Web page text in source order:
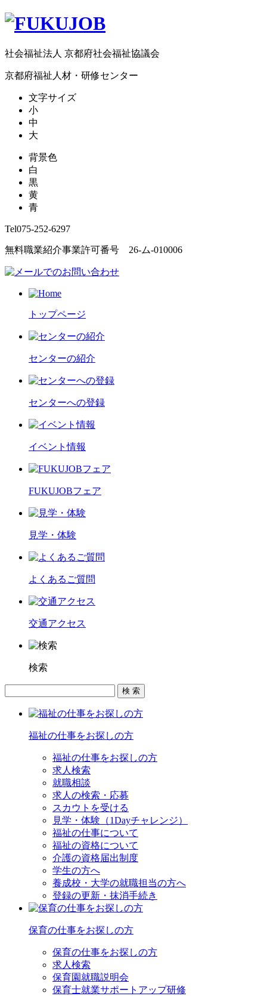
社会福祉法人 京都府社会福祉協議会
京都府福祉人材・研修センター
文字サイズ
小
中
大
背景色
白
黒
黄
青
Tel075-252-6297
無料職業紹介事業許可番号 26-ム-010006
トップページ
センターの紹介
センターへの登録
イベント情報
FUKUJOBフェア
見学・体験
よくあるご質問
交通アクセス
検索
福祉の仕事をお探しの方
福祉の仕事をお探しの方
求人検索
就職相談
求人の検索・応募
スカウトを受ける
見学・体験（1Dayチャレンジ）
福祉の仕事について
福祉の資格について
介護の資格届出制度
学生の方へ
養成校・大学の就職担当の方へ
登録の更新・抹消手続き
保育の仕事をお探しの方
保育の仕事をお探しの方
求人検索
保育園就職説明会
保育士就業サポートアップ研修